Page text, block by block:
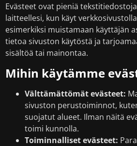
Evästeet ovat pieniä
laitteellesi, kun käyt
esimerkiksi muistamaan käyttäjän
tietoa sivuston käytöstä ja
sisältöä tai mainontaa.
Mihin käytämme
Välttämättömät evästeet:
sivuston perustoiminnot,
suojatut alueet. Ilman näitä
toimi kunnolla.
Toiminnalliset evästeet: